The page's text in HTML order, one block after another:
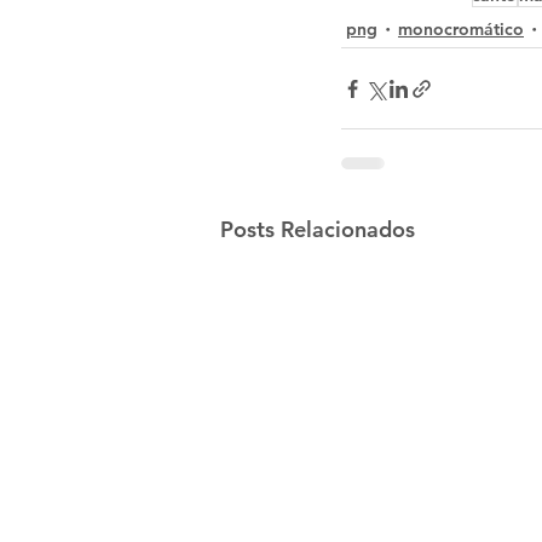
png
monocromático
Posts Relacionados